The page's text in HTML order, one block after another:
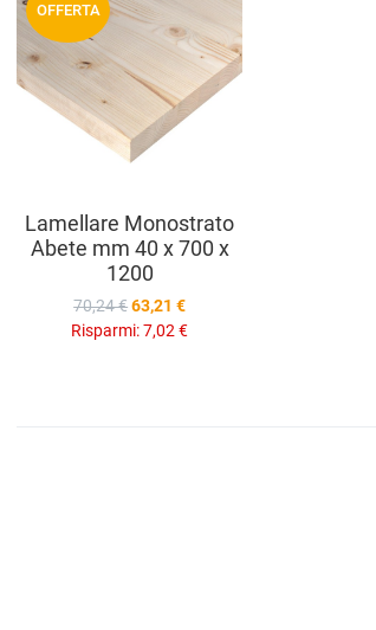
OFFERTA
Lamellare Monostrato
Abete mm 40 x 700 x
1200
70,24 €63,21 €
Risparmi:7,02 €